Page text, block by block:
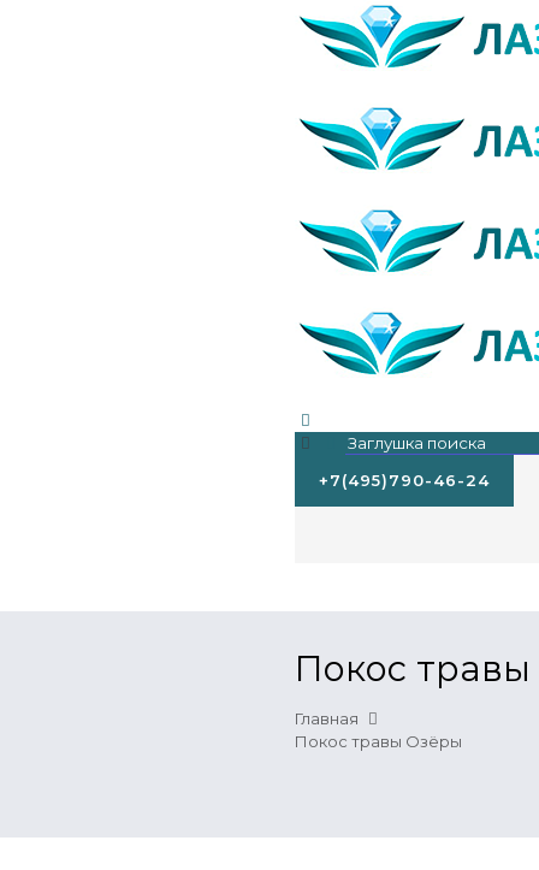
+7(495)790-46-24
Покос
Главная
Покос травы Озёры